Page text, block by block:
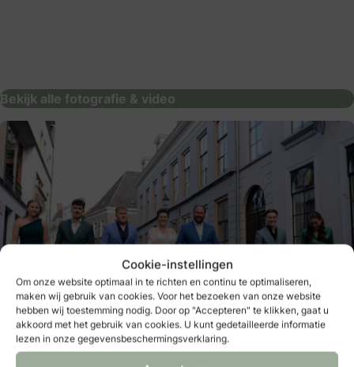
Cookie-instellingen
Om onze website optimaal in te richten en continu te optimaliseren,
maken wij gebruik van cookies. Voor het bezoeken van onze website
hebben wij toestemming nodig. Door op "Accepteren" te klikken, gaat u
akkoord met het gebruik van cookies. U kunt gedetailleerde informatie
lezen in onze gegevensbeschermingsverklaring.
Bekijk alle fotografie & video
Fotografie: MEA Fotografie